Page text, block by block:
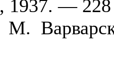
1937. —
М.